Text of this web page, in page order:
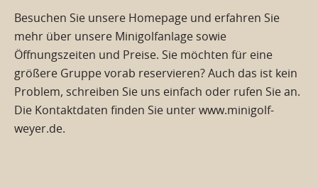
Besuchen Sie unsere Homepage und erfahren Sie
mehr über unsere Minigolfanlage sowie
Öffnungszeiten und Preise. Sie möchten für eine
größere Gruppe vorab reservieren? Auch das ist kein
Problem, schreiben Sie uns einfach oder rufen Sie an.
Die Kontaktdaten finden Sie unter www.minigolf-
weyer.de.